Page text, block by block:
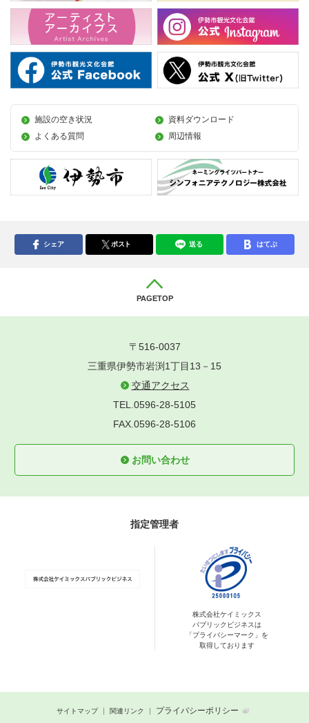
施設の空き状況
資料ダウンロード
よくある質問
周辺情報
シェア ポスト 送る はてぶ
PAGETOP
〒516-0037
三重県伊勢市岩渕1丁目13－15
交通アクセス
TEL.0596-28-5105
FAX.0596-28-5106
お問い合わせ
指定管理者
株式会社ケイミックス
パブリックビジネスは
「プライバシーマーク」を
取得しております
サイトマップ 関連リンク プライバシーポリシー